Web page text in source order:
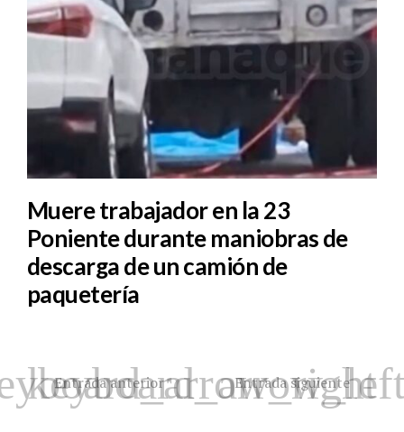
Muere trabajador en la 23
Poniente durante maniobras de
descarga de un camión de
paquetería
Entrada anterior Entrada siguiente